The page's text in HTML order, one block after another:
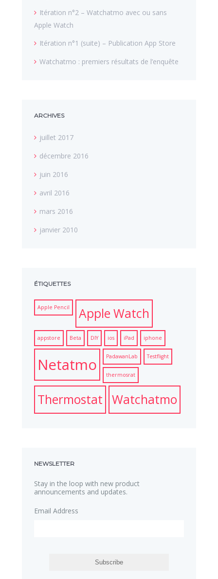
Itération n°2 – Watchatmo avec ou sans
Apple Watch
Itération n°1 (suite) – Publication App Store
Watchatmo : premiers résultats de l’enquête
ARCHIVES
juillet 2017
décembre 2016
juin 2016
avril 2016
mars 2016
janvier 2010
ÉTIQUETTES
Apple Pencil Apple Watch
appstore Beta DIY ios iPad iphone
Netatmo PadawanLab Testflight
thermosrat
Thermostat Watchatmo
NEWSLETTER
Stay in the loop with new product
announcements and updates.
Email Address